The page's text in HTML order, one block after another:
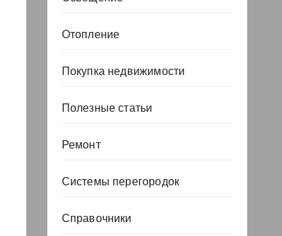
Отопление
Покупка недвижимости
Полезные статьи
Ремонт
Системы перегородок
Справочники